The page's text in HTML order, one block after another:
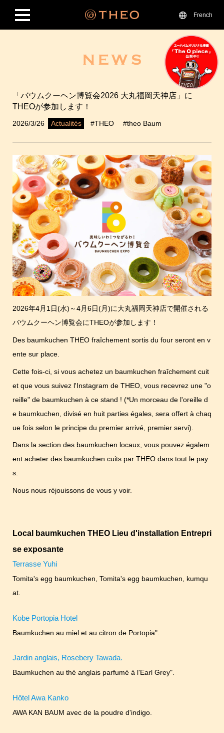
French
「バウムクーヘン博覧会2026 大丸福岡天神店」に
THEOが参加します！
2026/3/26 Actualités #THEO #theo Baum
2026年4月1日(水)～4月6日(月)に大丸福岡天神店で開催される
バウムクーヘン博覧会にTHEOが参加します！
Des baumkuchen THEO fraîchement sortis du four seront en v
ente sur place.
Cette fois-ci, si vous achetez un baumkuchen fraîchement cuit
et que vous suivez l'Instagram de THEO, vous recevrez une "o
reille" de baumkuchen à ce stand ! (*Un morceau de l'oreille d
e baumkuchen, divisé en huit parties égales, sera offert à chaq
ue fois selon le principe du premier arrivé, premier servi).
Dans la section des baumkuchen locaux, vous pouvez égalem
ent acheter des baumkuchen cuits par THEO dans tout le pay
s.
Nous nous réjouissons de vous y voir.
Local baumkuchen THEO Lieu d'installation Entrepri
se exposante
Terrasse Yuhi
Tomita's egg baumkuchen, Tomita's egg baumkuchen, kumqu
at.
Kobe Portopia Hotel
Baumkuchen au miel et au citron de Portopia".
Jardin anglais, Rosebery Tawada.
Baumkuchen au thé anglais parfumé à l'Earl Grey".
Hôtel Awa Kanko
AWA KAN BAUM avec de la poudre d'indigo.